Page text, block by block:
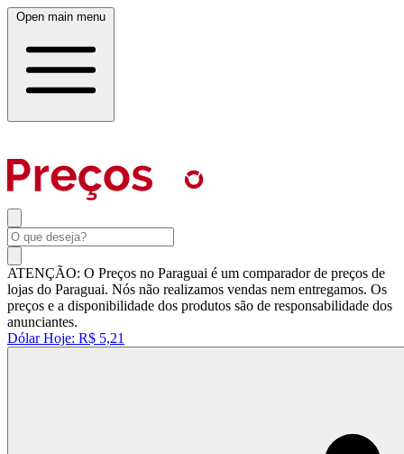
Open main menu
ATENÇÃO: O Preços no Paraguai é um comparador de preços de
lojas do Paraguai. Nós não realizamos vendas nem entregamos. Os
preços e a disponibilidade dos produtos são de responsabilidade dos
anunciantes.
Dólar Hoje: R$ 5,21